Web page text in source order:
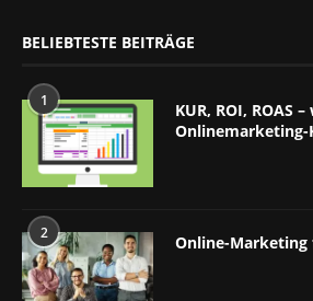
BELIEBTESTE BEITRÄGE
1
KUR, ROI, ROAS
Onlinemarketing-
2 Online-